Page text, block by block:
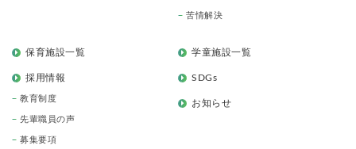
苦情解決
保育施設一覧 学童施設一覧
採用情報
教育制度
先輩職員の声
募集要項
SDGs
お知らせ